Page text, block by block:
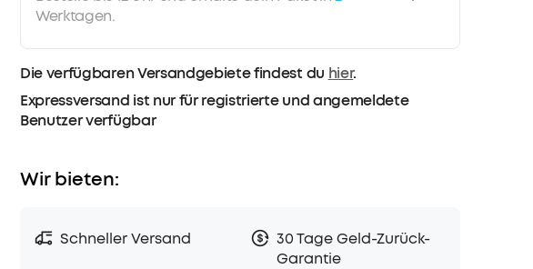
Werktagen.
Die verfügbaren Versandgebiete findest du hier.
Expressversand ist nur für registrierte und angemeldete
Benutzer verfügbar
Wir bieten:
Schneller Versand
30 Tage Geld-Zurück-
Garantie